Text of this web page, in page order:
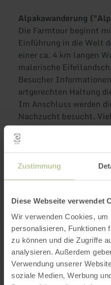
Zustimmung
Diese Webseite verwendet
Wir verwenden Cookies, um
personalisieren, Funktionen
zu können und die Zugriffe
analysieren. Außerdem
Verwendung unserer
soziale Medien, Werbung
Alpakawanderung
Die Farmtour beginnt
Einführung in die Welt
einer ca. 4 km langen
malerische
Besucher
artgerechten Haltung
Im Anschluss werden
Nachzucht besucht.
Baby watching, denn
zaubern jedem
und Herz. Ihren
im liebevollen Hofladen
ausgesuchten
Ihren Abschluss findet
liebevollenHofladen
Produkten aus der
Dauer: ca. 1,5 Stunde
Geöffnet Mo-Fr 10:00